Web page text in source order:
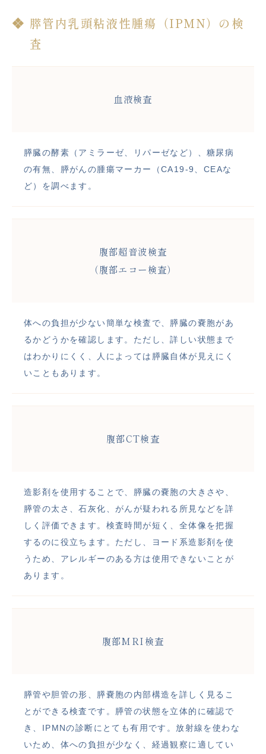
膵管内乳頭粘液性腫瘍（IPMN）の検
査
血液検査
膵臓の酵素（アミラーゼ、リパーゼなど）、糖尿病
の有無、膵がんの腫瘍マーカー（CA19-9、CEAな
ど）を調べます。
腹部超音波検査
（腹部エコー検査）
体への負担が少ない簡単な検査で、膵臓の嚢胞があ
るかどうかを確認します。ただし、詳しい状態まで
はわかりにくく、人によっては膵臓自体が見えにく
いこともあります。
腹部CT検査
造影剤を使用することで、膵臓の嚢胞の大きさや、
膵管の太さ、石灰化、がんが疑われる所見などを詳
しく評価できます。検査時間が短く、全体像を把握
するのに役立ちます。ただし、ヨード系造影剤を使
うため、アレルギーのある方は使用できないことが
あります。
腹部MRI検査
膵管や胆管の形、膵嚢胞の内部構造を詳しく見るこ
とができる検査です。膵管の状態を立体的に確認で
き、IPMNの診断にとても有用です。放射線を使わな
いため、体への負担が少なく、経過観察に適してい